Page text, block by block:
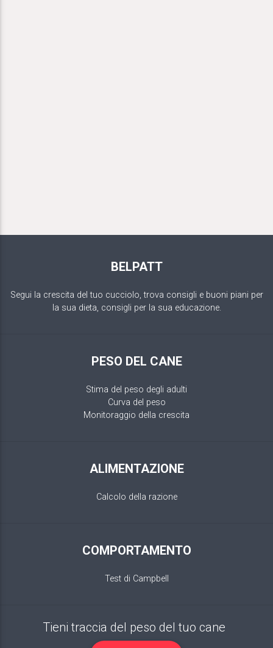
BELPATT
Segui la crescita del tuo cucciolo, trova consigli e buoni piani per
la sua dieta, consigli per la sua educazione.
PESO DEL CANE
Stima del peso degli adulti
Curva del peso
Monitoraggio della crescita
ALIMENTAZIONE
Calcolo della razione
COMPORTAMENTO
Test di Campbell
Tieni traccia del peso del tuo cane